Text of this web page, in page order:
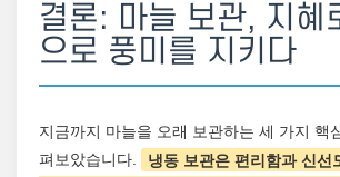
결론: 마늘 보관, 지혜
으로 풍미를 지키다
지금까지 마늘을 오래 보관하는 세 가지 핵
펴보았습니다.
냉동 보관은 편리함과 신선